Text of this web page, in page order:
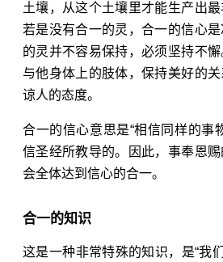
土壤，从这个土壤里才能生产出最
若是没有合一的灵，合一的信心
的灵并不容易保持，必须坚持不
与他身体上的肢体，保持美好的
谅人的态度。
合一的信心意思是“相信同样的事
信圣经所教导的。因此，事奉恩
会全体达到信心的合一。
合一的知识
这是一种非常特殊的知识，是“我